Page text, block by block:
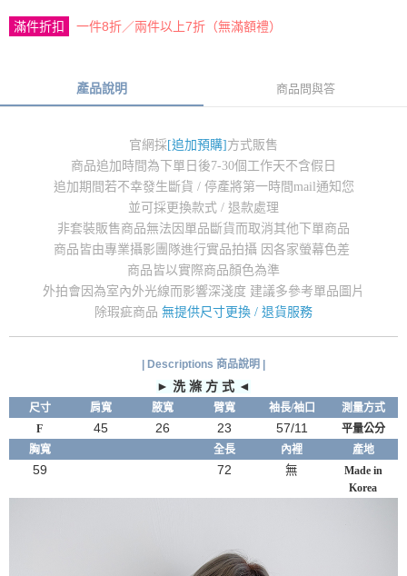
滿件折扣 一件8折／兩件以上7折（無滿額禮）
產品說明 商品問與答
官網採 [追加預購] 方式販售
商品追加時間為下單日後7-30個工作天不含假日
追加期間若不幸發生斷貨 / 停產將第一時間mail通知您
並可採更換款式 / 退款處理
非套裝販售商品無法因單品斷貨而取消其他下單商品
商品皆由專業攝影團隊進行實品拍攝 因各家螢幕色差
商品皆以實際商品顏色為準
外拍會因為室內外光線而影響深淺度 建議多參考單品圖片
除瑕疵商品 無提供尺寸更換 / 退貨服務
| Descriptions 商品說明 |
► 洗 滌 方 式 ◄
尺寸 肩寬 腋寬 臂寬 袖長/袖口
測量方式
F
45 26 23 57/11
平量公分
胸寬
全長 內裡 產地
59 72 無
Made in
Korea